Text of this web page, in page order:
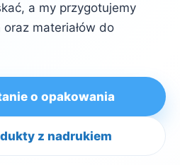
a my przygotujemy
materiałów do
o opakowania
z nadrukiem